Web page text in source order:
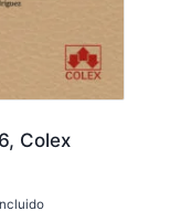
Colex